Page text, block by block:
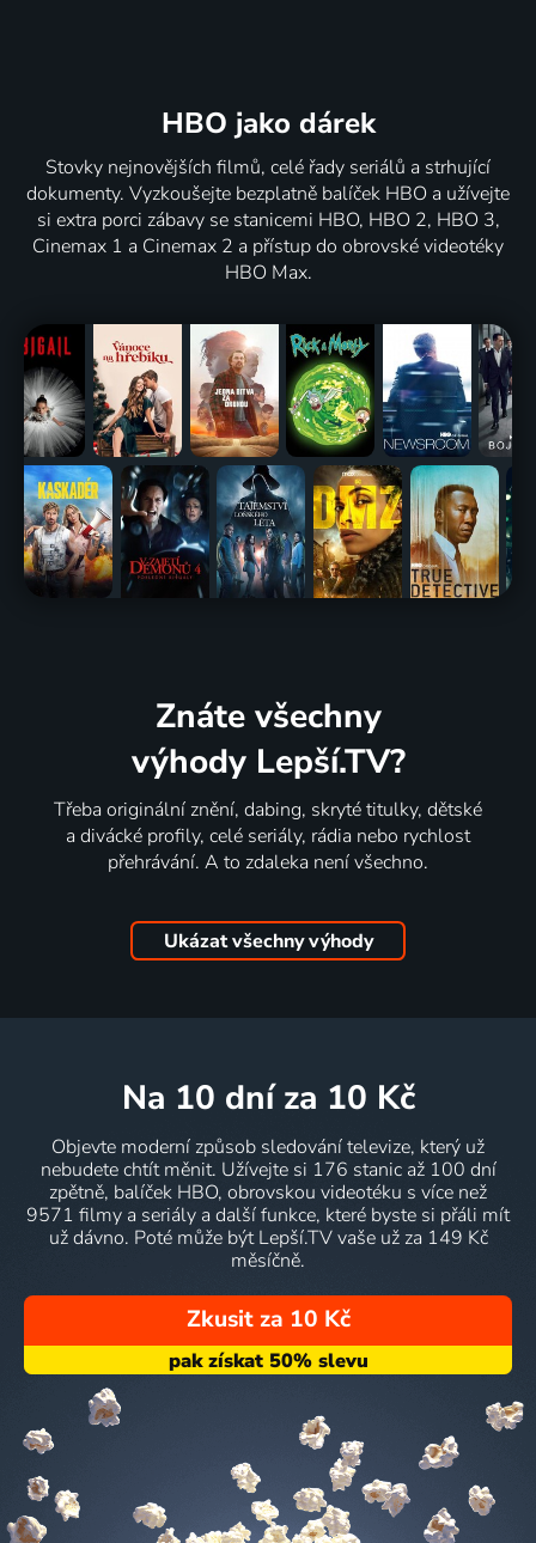
HBO jako dárek
Stovky nejnovějších filmů, celé řady seriálů a strhující
dokumenty. Vyzkoušejte bezplatně balíček HBO a užívejte
si extra porci zábavy se stanicemi HBO, HBO 2, HBO 3,
Cinemax 1 a Cinemax 2 a přístup do obrovské videotéky
HBO Max.
Znáte všechny
výhody Lepší.TV?
Třeba originální znění, dabing, skryté titulky, dětské
a divácké profily, celé seriály, rádia nebo rychlost
přehrávání. A to zdaleka není všechno.
Ukázat všechny výhody
na 10 dní za 10 Kč
Objevte moderní způsob sledování televize, který už
nebudete chtít měnit. Užívejte si 176 stanic až 100 dní
zpětně, balíček HBO, obrovskou videotéku s více než
9571 filmy a seriály a další funkce, které byste si přáli mít
už dávno. Poté může být Lepší.TV vaše už za 149 Kč
měsíčně.
Zkusit za 10 Kč